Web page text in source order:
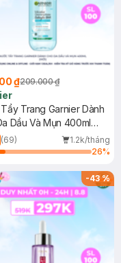
₫209.000 ₫
Trang Garnier Dành
Dầu Và Mụn 400ml
(69)
1.2k/tháng
26%
-43%